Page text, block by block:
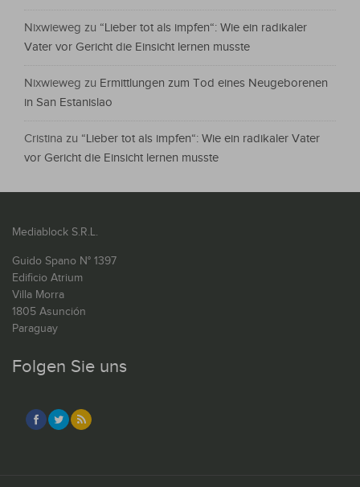
Nixwieweg zu “Lieber tot als impfen“: Wie ein radikaler
Vater vor Gericht die Einsicht lernen musste
Nixwieweg zu Ermittlungen zum Tod eines Neugeborenen
in San Estanislao
Cristina zu “Lieber tot als impfen“: Wie ein radikaler Vater
vor Gericht die Einsicht lernen musste
Mediablock S.R.L.
Guido Spano N° 1397
Edificio Atrium
Villa Morra
1805 Asunción
Paraguay
Folgen Sie uns